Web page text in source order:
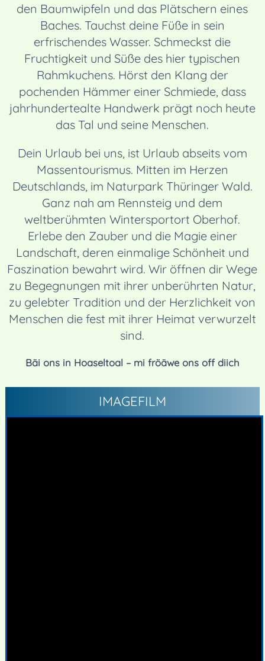
den Baumwipfeln und das Plätschern eines
Baches. Tauchst deine Füße in sein
erfrischendes Wasser. Schmeckst die
Fruchtigkeit und Süße des hier typischen
Rahmkuchens. Hörst den Klang der
pochenden Hämmer einer Schmiede, dass
jahrhundertealte Handwerk prägt noch heute
das Tal und seine Menschen.
Dein Urlaub bei uns, ist Urlaub abseits vom
Massentourismus. Mitten im Herzen
Deutschlands, im Naturpark Thüringer Wald.
Ganz nah am Rennsteig und dem
weltberühmten Wintersportort Oberhof.
Erlebe den Zauber und die Magie einer
Landschaft, deren einmalige Schönheit und
Faszination bewahrt wird. Wir öffnen dir Wege
zu Begegnungen mit ihrer unberührten Natur,
zu gelebter Tradition und der Herzlichkeit von
Menschen die fest mit ihrer Heimat verwurzelt
sind.
Bäi ons in Hoaseltoal – mi fröäwe ons off diich
IMAGEFILM